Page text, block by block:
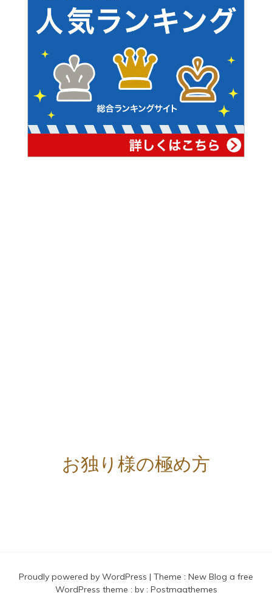
お独り様の極め方
Proudly powered by WordPress | Theme : New Blog a free
WordPress theme : by : Postmagthemes